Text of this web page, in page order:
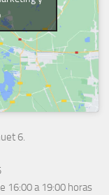
6.
16:00 a 19:00 horas